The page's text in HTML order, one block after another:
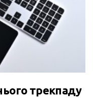
трекпаду